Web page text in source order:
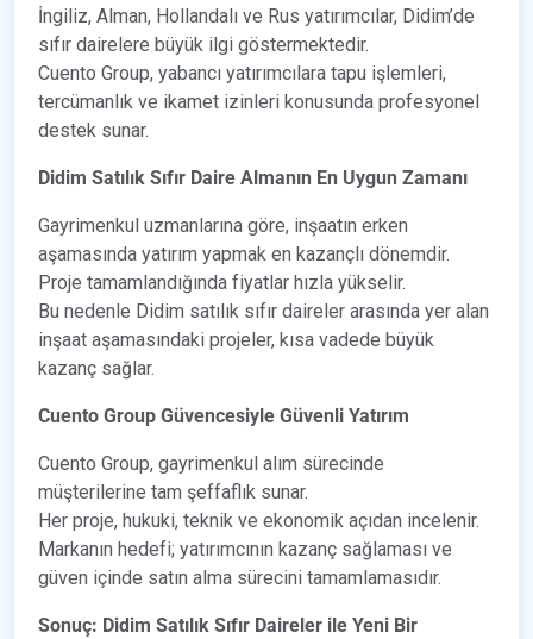
İngiliz, Alman, Hollandalı ve Rus yatırımcılar, Didim’de
sıfır dairelere büyük ilgi göstermektedir.
Cuento Group, yabancı yatırımcılara tapu işlemleri,
tercümanlık ve ikamet izinleri konusunda profesyonel
destek sunar.
Didim Satılık Sıfır Daire Almanın En Uygun Zamanı
Gayrimenkul uzmanlarına göre, inşaatın erken
aşamasında yatırım yapmak en kazançlı dönemdir.
Proje tamamlandığında fiyatlar hızla yükselir.
Bu nedenle Didim satılık sıfır daireler arasında yer alan
inşaat aşamasındaki projeler, kısa vadede büyük
kazanç sağlar.
Cuento Group Güvencesiyle Güvenli Yatırım
Cuento Group, gayrimenkul alım sürecinde
müşterilerine tam şeffaflık sunar.
Her proje, hukuki, teknik ve ekonomik açıdan incelenir.
Markanın hedefi; yatırımcının kazanç sağlaması ve
güven içinde satın alma sürecini tamamlamasıdır.
Sonuç: Didim Satılık Sıfır Daireler ile Yeni Bir